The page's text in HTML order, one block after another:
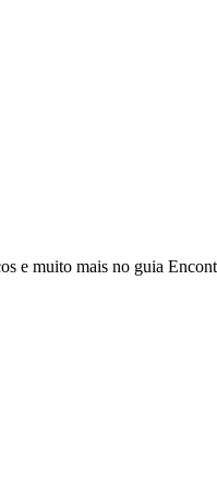
e muito mais no guia